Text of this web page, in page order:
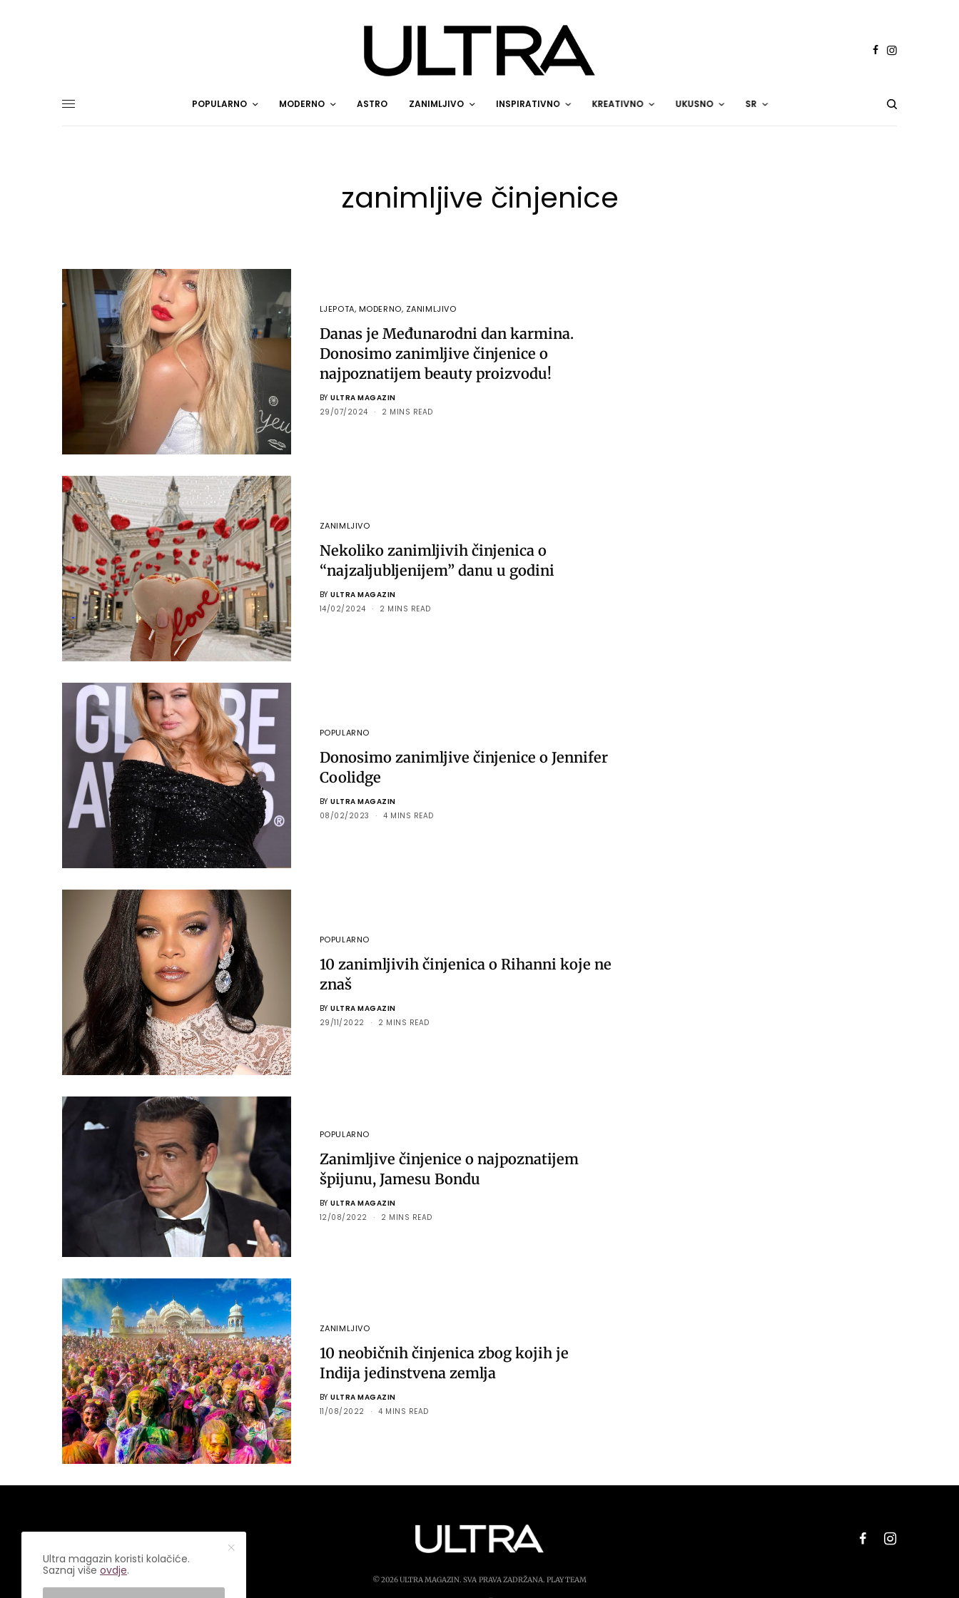
POPULARNO MODERNO ASTRO ZANIMLJIVO INSPIRATIVNO KREATIVNO UKUSNO SR
zanimljive činjenice
LJEPOTA, MODERNO, ZANIMLJIVO
Danas je Međunarodni dan karmina.
Donosimo zanimljive činjenice o
najpoznatijem beauty proizvodu!
BY ULTRA MAGAZIN
29/07/2024
2 MINS READ
ZANIMLJIVO
Nekoliko zanimljivih činjenica o
“najzaljubljenijem” danu u godini
BY ULTRA MAGAZIN
14/02/2024
2 MINS READ
POPULARNO
Donosimo zanimljive činjenice o Jennifer
Coolidge
BY ULTRA MAGAZIN
08/02/2023
4 MINS READ
POPULARNO
10 zanimljivih činjenica o Rihanni koje ne
znaš
BY ULTRA MAGAZIN
29/11/2022
2 MINS READ
POPULARNO
Zanimljive činjenice o najpoznatijem
špijunu, Jamesu Bondu
BY ULTRA MAGAZIN
12/08/2022
2 MINS READ
ZANIMLJIVO
10 neobičnih činjenica zbog kojih je
Indija jedinstvena zemlja
BY ULTRA MAGAZIN
11/08/2022
4 MINS READ
© 2026 ULTRA MAGAZIN. SVA PRAVA ZADRŽANA. PLAY TEAM
Ultra magazin koristi kolačiće.
Saznaj višeovdje.